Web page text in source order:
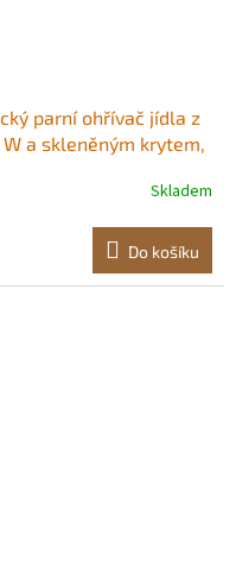
parní ohřívač jídla z
a skleněným krytem,
a večírkySkladem
Do košíku